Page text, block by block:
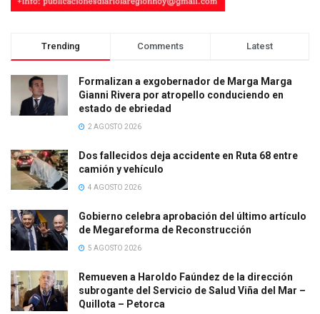
Trending Comments Latest
Formalizan a exgobernador de Marga Marga
Gianni Rivera por atropello conduciendo en
estado de ebriedad
2 AGOSTO 2026
Dos fallecidos deja accidente en Ruta 68 entre
camión y vehículo
4 AGOSTO 2026
Gobierno celebra aprobación del último artículo
de Megareforma de Reconstrucción
5 AGOSTO 2026
Remueven a Haroldo Faúndez de la dirección
subrogante del Servicio de Salud Viña del Mar –
Quillota – Petorca